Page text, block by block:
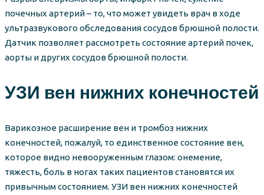
почечных артерий – то, что может увидеть врач в ходе
ультразвукового обследования сосудов брюшной полости.
Датчик позволяет рассмотреть состояние артерий почек,
аорты и других сосудов брюшной полости.
УЗИ вен нижних конечностей
Варикозное расширение вен и тромбоз нижних
конечностей, пожалуй, то единственное состояние вен,
которое видно невооруженным глазом: онемение,
тяжесть, боль в ногах таких пациентов становятся их
привычным состоянием. УЗИ вен нижних конечностей